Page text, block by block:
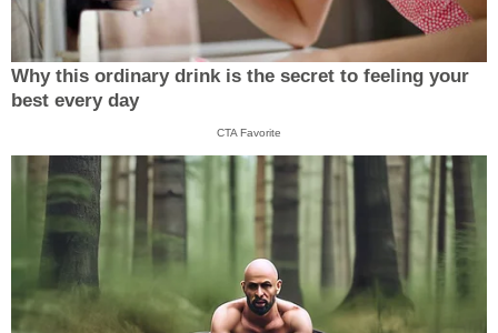
Why this ordinary drink is the secret to feeling your
best every day
CTA Favorite